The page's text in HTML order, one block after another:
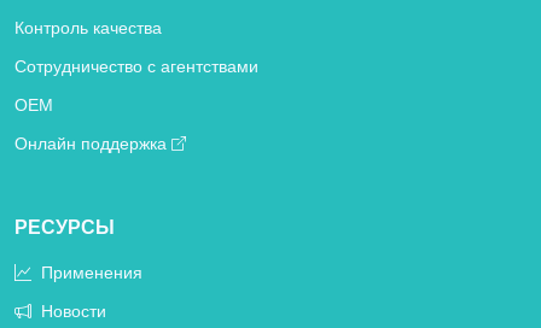
Контроль качества
Сотрудничество с агентствами
OEM
Онлайн поддержка
РЕСУРСЫ
Применения
Новости